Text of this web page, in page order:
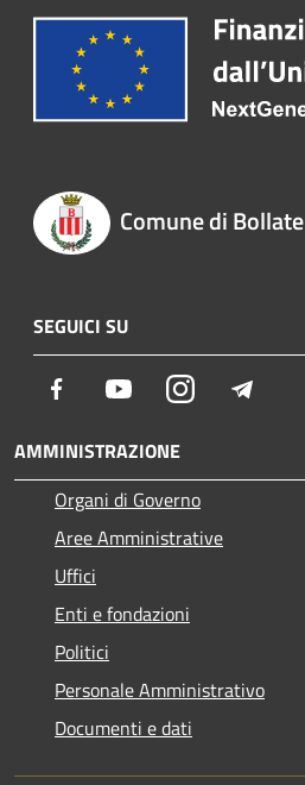
Comune di Bollate
SEGUICI SU
Facebook YoutubeInstagram
AMMINISTRAZIONE
Organi di Governo
Aree Amministrative
Uffici
Enti e fondazioni
Politici
Personale Amministrativo
Documenti e dati